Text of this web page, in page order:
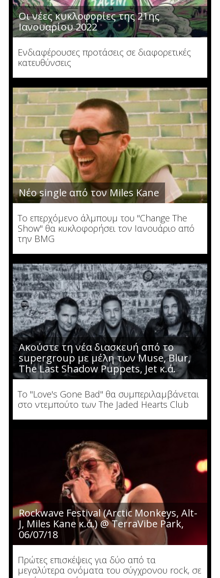
Οι νέες κυκλοφορίες της 21ης
Ιανουαρίου 2022
Ενδιαφέρουσες προτάσεις σε διαφορετικές
κατευθύνσεις
Νέο single από τον Miles Kane
Το επερχόμενο άλμπουμ του "Change The
Show" θα κυκλοφορήσει τον Ιανουάριο από
την BMG
Ακούστε τη νέα διασκευή από το
supergroup με μέλη των Muse, Blur,
The Last Shadow Puppets, Jet κ.ά.
To "Love's Gone Bad" θα συμπεριλαμβάνεται
στο ντεμπούτο των The Jaded Hearts Club
Rockwave Festival (Arctic Monkeys, Alt-
J, Miles Kane κ.ά.) @ TerraVibe Park,
06/07/18
Πρώτες επισκέψεις για δύο από τα
μεγαλύτερα ονόματα του σύγχρονου rock, σε